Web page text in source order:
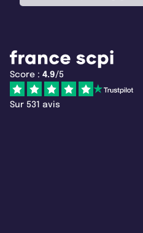
Score : 4.9/5
Sur 531 avis